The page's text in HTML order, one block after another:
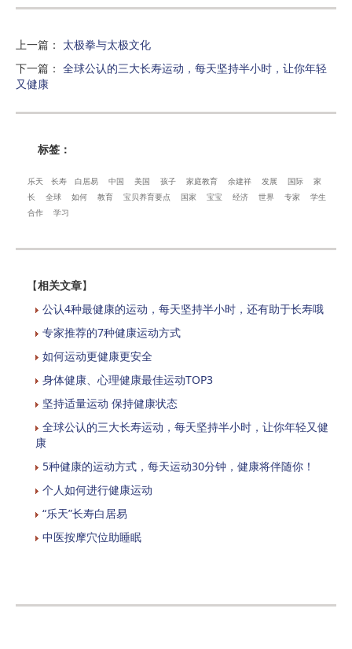
上一篇 ： 太极拳与太极文化
下一篇 ： 全球公认的三大长寿运动，每天坚持半小时，让你年轻
又健康
标签：
乐天 长寿 白居易 中国 美国 孩子 家庭教育 余建祥 发展 国际
家
长
全球 如何 教育 宝贝养育要点 国家 宝宝 经济 世界 专家
学生
合作
学习
【相关文章】
公认4种最健康的运动，每天坚持半小时，还有助于长寿哦
专家推荐的7种健康运动方式
如何运动更健康更安全
身体健康、心理健康最佳运动TOP3
坚持适量运动 保持健康状态
全球公认的三大长寿运动，每天坚持半小时，让你年轻又健
康
5种健康的运动方式，每天运动30分钟，健康将伴随你！
个人如何进行健康运动
“乐天”长寿白居易
中医按摩穴位助睡眠